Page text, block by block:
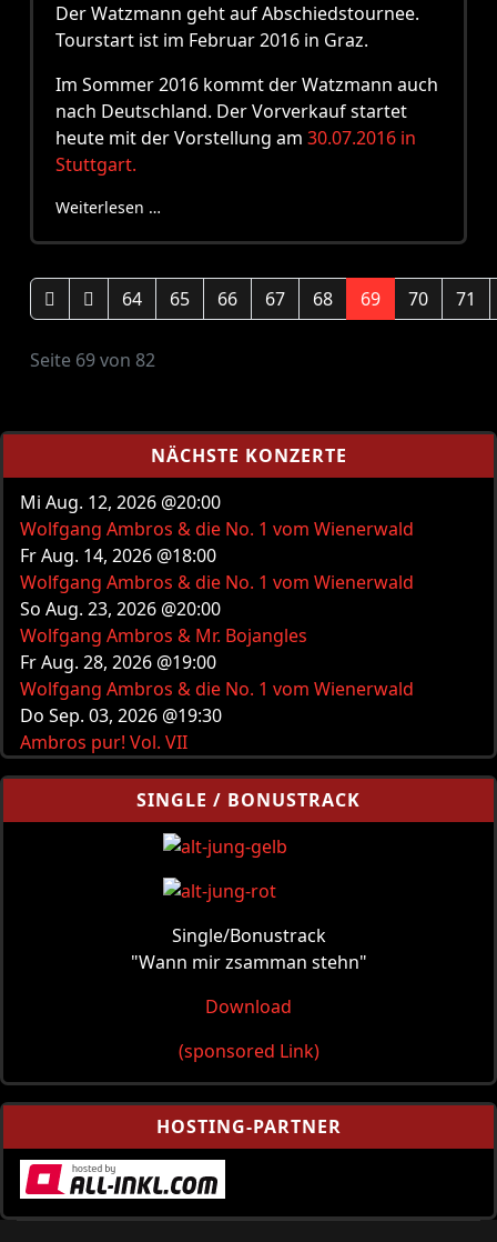
Der Watzmann geht auf Abschiedstournee.
Tourstart ist im Februar 2016 in Graz.
Im Sommer 2016 kommt der Watzmann auch
nach Deutschland. Der Vorverkauf startet
heute mit der Vorstellung am 30.07.2016 in
Stuttgart.
Weiterlesen …
64 65 66 67 68 69 70 71
Seite 69 von 82
NÄCHSTE KONZERTE
Mi Aug. 12, 2026 @20:00
Wolfgang Ambros & die No. 1 vom Wienerwald
Fr Aug. 14, 2026 @18:00
Wolfgang Ambros & die No. 1 vom Wienerwald
So Aug. 23, 2026 @20:00
Wolfgang Ambros & Mr. Bojangles
Fr Aug. 28, 2026 @19:00
Wolfgang Ambros & die No. 1 vom Wienerwald
Do Sep. 03, 2026 @19:30
Ambros pur! Vol. VII
SINGLE / BONUSTRACK
Single/Bonustrack
"Wann mir zsamman stehn"
Download
(sponsored Link)
HOSTING-PARTNER